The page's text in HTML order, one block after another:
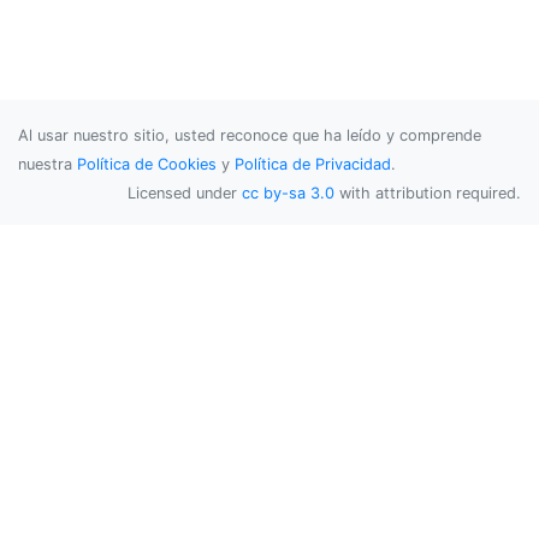
Al usar nuestro sitio, usted reconoce que ha leído y comprende
nuestra Política de Cookies y Política de Privacidad.
Licensed under cc by-sa 3.0 with attribution required.